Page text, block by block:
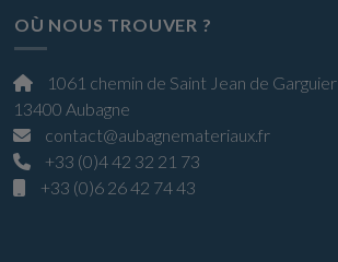
OÙ NOUS TROUVER ?
1061 chemin de Saint Jean de Garguier
13400 Aubagne
contact@aubagnemateriaux.fr
+33 (0)4 42 32 21 73
+33 (0)6 26 42 74 43